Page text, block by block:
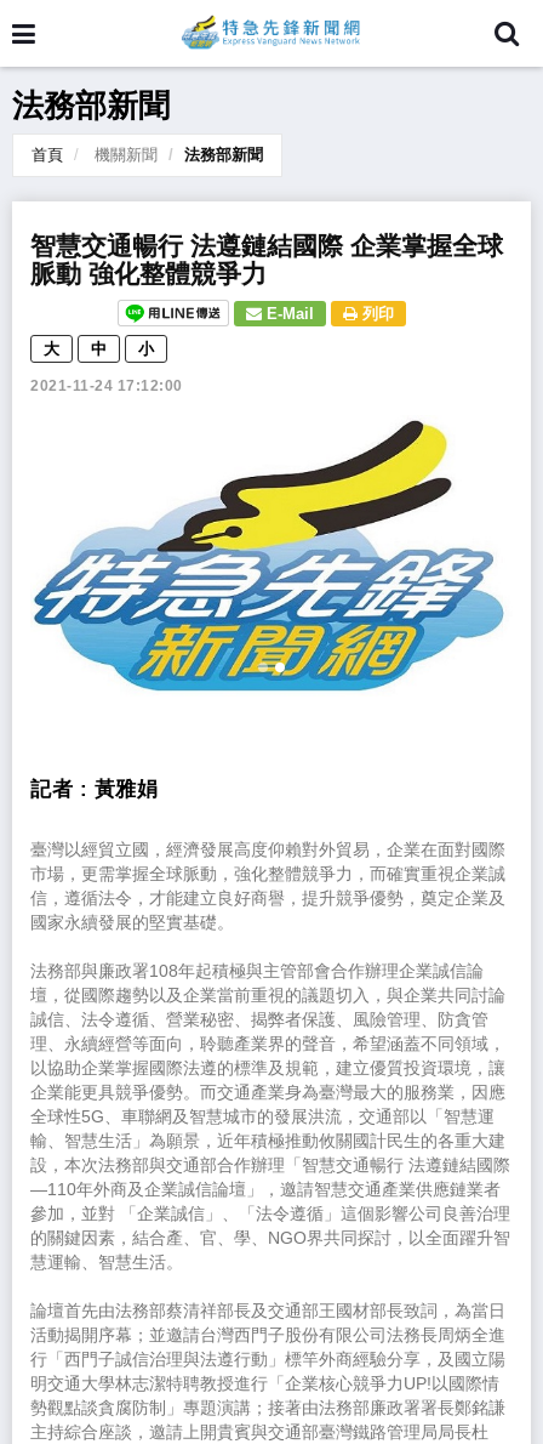
法務部新聞
首頁 機關新聞 法務部新聞
智慧交通暢行 法遵鏈結國際 企業掌握全球
脈動 強化整體競爭力
E-Mail
列印
大
中 小
2021-11-24 17:12:00
記者 : 黃雅娟
臺灣以經貿立國，經濟發展高度仰賴對外貿易，企業在面對國際
市場，更需掌握全球脈動，強化整體競爭力，而確實重視企業誠
信，遵循法令，才能建立良好商譽，提升競爭優勢，奠定企業及
國家永續發展的堅實基礎。
法務部與廉政署108年起積極與主管部會合作辦理企業誠信論
壇，從國際趨勢以及企業當前重視的議題切入，與企業共同討論
誠信、法令遵循、營業秘密、揭弊者保護、風險管理、防貪管
理、永續經營等面向，聆聽產業界的聲音，希望涵蓋不同領域，
以協助企業掌握國際法遵的標準及規範，建立優質投資環境，讓
企業能更具競爭優勢。而交通產業身為臺灣最大的服務業，因應
全球性5G、車聯網及智慧城市的發展洪流，交通部以「智慧運
輸、智慧生活」為願景，近年積極推動攸關國計民生的各重大建
設，本次法務部與交通部合作辦理「智慧交通暢行 法遵鏈結國際
—110年外商及企業誠信論壇」，邀請智慧交通產業供應鏈業者
參加，並對 「企業誠信」、「法令遵循」這個影響公司良善治理
的關鍵因素，結合產、官、學、NGO界共同探討，以全面躍升智
慧運輸、智慧生活。
論壇首先由法務部蔡清祥部長及交通部王國材部長致詞，為當日
活動揭開序幕；並邀請台灣西門子股份有限公司法務長周炳全進
行「西門子誠信治理與法遵行動」標竿外商經驗分享，及國立陽
明交通大學林志潔特聘教授進行「企業核心競爭力UP!以國際情
勢觀點談貪腐防制」專題演講；接著由法務部廉政署署長鄭銘謙
主持綜合座談，邀請上開貴賓與交通部臺灣鐵路管理局局長杜